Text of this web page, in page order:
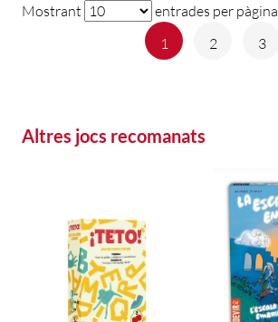
Mostrant
entrades per pàgina
Anterior
1 2 3
Altres jocs recomanats